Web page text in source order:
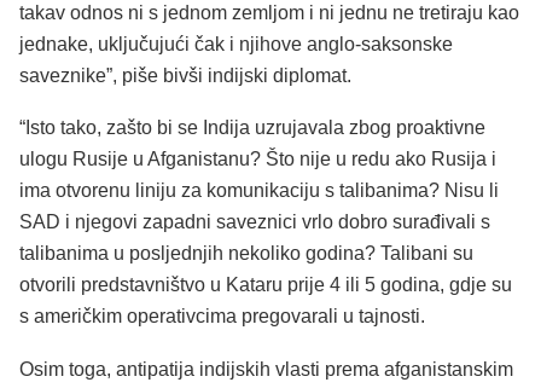
takav odnos ni s jednom zemljom i ni jednu ne tretiraju kao
jednake, uključujući čak i njihove anglo-saksonske
saveznike”, piše bivši indijski diplomat.
“Isto tako, zašto bi se Indija uzrujavala zbog proaktivne
ulogu Rusije u Afganistanu? Što nije u redu ako Rusija i
ima otvorenu liniju za komunikaciju s talibanima? Nisu li
SAD i njegovi zapadni saveznici vrlo dobro surađivali s
talibanima u posljednjih nekoliko godina? Talibani su
otvorili predstavništvo u Kataru prije 4 ili 5 godina, gdje su
s američkim operativcima pregovarali u tajnosti.
Osim toga, antipatija indijskih vlasti prema afganistanskim